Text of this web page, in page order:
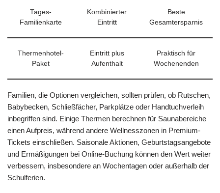
Tages-
Familienkarte
Kombinierter
Eintritt
Beste
Gesamtersparnis
Thermenhotel-
Paket
Eintritt plus
Aufenthalt
Praktisch für
Wochenenden
Familien, die Optionen vergleichen, sollten prüfen, ob Rutschen,
Babybecken, Schließfächer, Parkplätze oder Handtuchverleih
inbegriffen sind. Einige Thermen berechnen für Saunabereiche
einen Aufpreis, während andere Wellnesszonen in Premium-
Tickets einschließen. Saisonale Aktionen, Geburtstagsangebote
und Ermäßigungen bei Online-Buchung können den Wert weiter
verbessern, insbesondere an Wochentagen oder außerhalb der
Schulferien.